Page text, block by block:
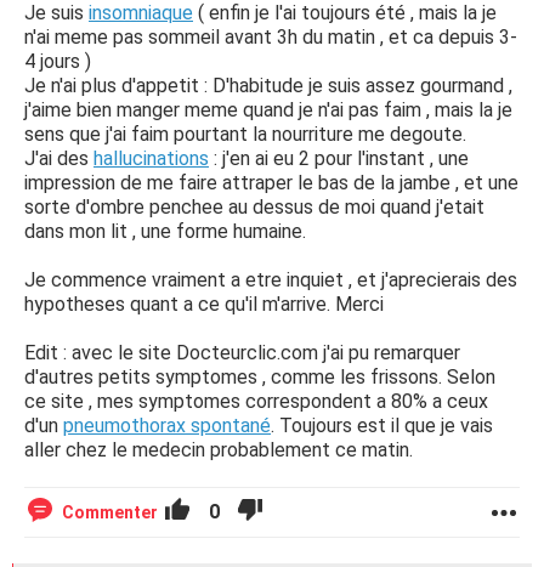
Je suis insomniaque ( enfin je l'ai toujours été , mais la je
n'ai meme pas sommeil avant 3h du matin , et ca depuis 3-
4 jours )
Je n'ai plus d'appetit : D'habitude je suis assez gourmand ,
j'aime bien manger meme quand je n'ai pas faim , mais la je
sens que j'ai faim pourtant la nourriture me degoute.
J'ai des hallucinations : j'en ai eu 2 pour l'instant , une
impression de me faire attraper le bas de la jambe , et une
sorte d'ombre penchee au dessus de moi quand j'etait
dans mon lit , une forme humaine.
Je commence vraiment a etre inquiet , et j'aprecierais des
hypotheses quant a ce qu'il m'arrive. Merci
Edit : avec le site Docteurclic.com j'ai pu remarquer
d'autres petits symptomes , comme les frissons. Selon
ce site , mes symptomes correspondent a 80% a ceux
d'un pneumothorax spontané. Toujours est il que je vais
aller chez le medecin probablement ce matin.
Commenter 0